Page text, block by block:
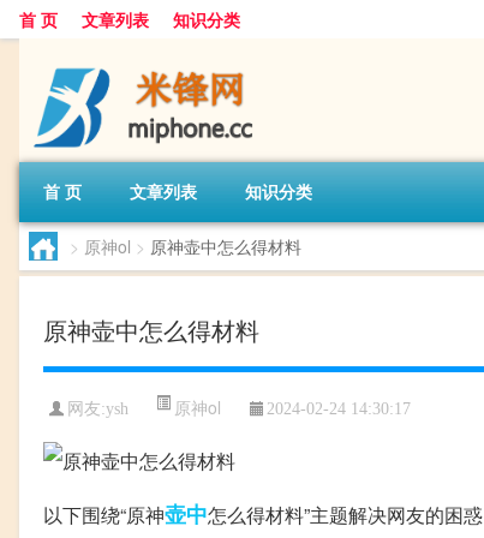
首 页 文章列表 知识分类
首 页 文章列表 知识分类
> 原神ol > 原神壶中怎么得材料
原神壶中怎么得材料
网友:ysh 原神ol 2024-02-24 14:30:17
以下围绕“原神壶中怎么得材料”主题解决网友的困惑